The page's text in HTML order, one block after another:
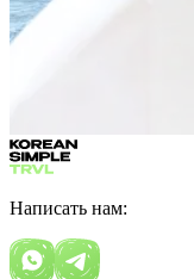
Написать нам: